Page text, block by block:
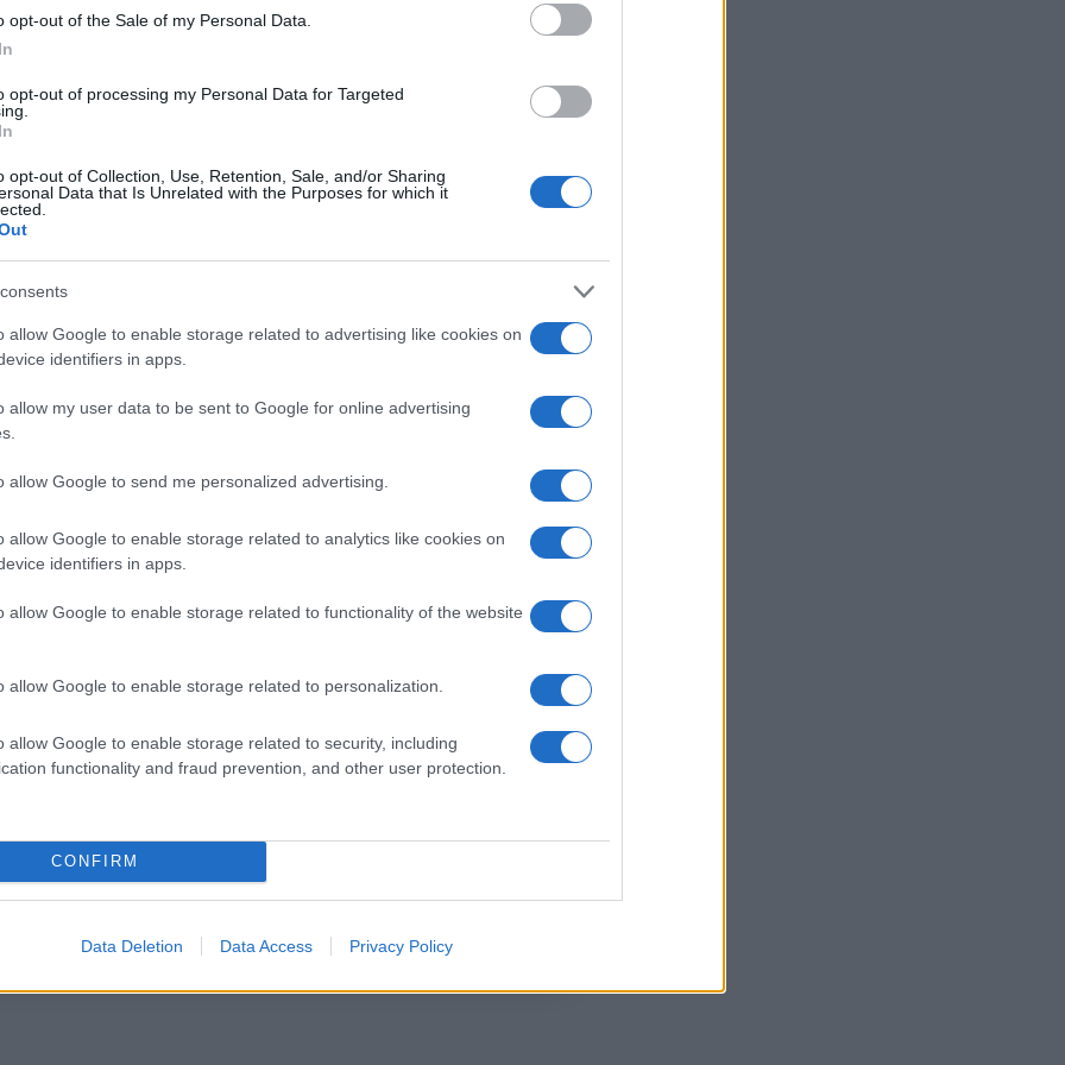
opt-out of the Sale of my Personal Data.
opt-out of processing my Personal Data for Targeted
opt-out of Collection, Use, Retention, Sale, and/or Sharing
Data that Is Unrelated with the Purposes for which it
allow Google to enable storage related to advertising like cookies on
identifiers in apps.
allow my user data to be sent to Google for online advertising
allow Google to send me personalized advertising.
allow Google to enable storage related to analytics like cookies on
identifiers in apps.
allow Google to enable storage related to functionality of the website
allow Google to enable storage related to personalization.
allow Google to enable storage related to security, including
functionality and fraud prevention, and other user protection.
CONFIRM
Data Deletion Data Access Privacy Policy
Sicurezza
è stato riaperto parzialmente questa mattina, ma
la corsia nella direzione opposta rimane chiusa in
sicurezza.
Genovese: “Ho gridato
‘fermiamoci'”
Daniele Torquati, Presidente del Municipio, ha espresso
locale per il loro impegno e dedizione nel risolvere
saranno forniti man mano che emergono
a prestare attenzione e a seguire le indicazioni delle
per
Situazione della SS148 Pontina